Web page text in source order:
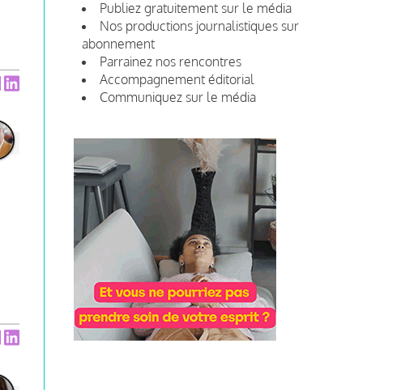
Publiez gratuitement sur le média
Nos productions journalistiques sur
abonnement
Parrainez nos rencontres
Accompagnement éditorial
Communiquez sur le média